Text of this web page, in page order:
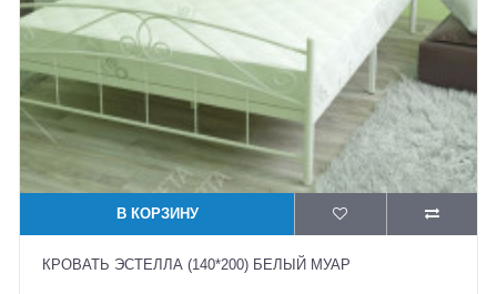
В КОРЗИНУ
КРОВАТЬ ЭСТЕЛЛА (140*200) БЕЛЫЙ МУАР